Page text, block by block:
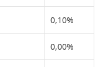
0,10%
0,00%